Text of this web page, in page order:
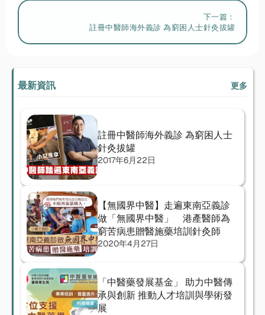
下一篇：
註冊中醫師海外義診 為窮困人士針灸拔罐
最新資訊 更多
註冊中醫師海外義診 為窮困人士
針灸拔罐
2017年6月22日
【無國界中醫】走遍東南亞義診
做「無國界中醫」　港產醫師為
窮苦病患贈醫施藥培訓針灸師
2020年4月27日
「中醫藥發展基金」 助力中醫傳
承與創新 推動人才培訓與學術發
展